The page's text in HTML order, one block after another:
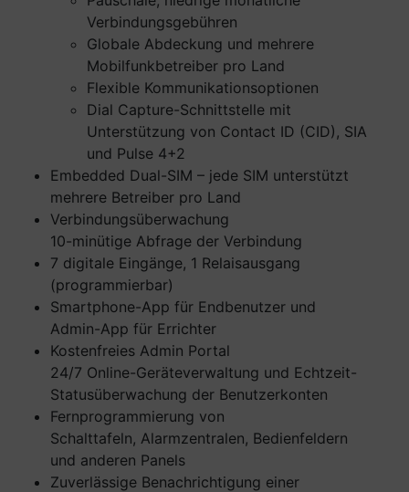
Verbindungsgebühren
Globale Abdeckung und mehrere
Mobilfunkbetreiber pro Land
Flexible Kommunikationsoptionen
Dial Capture-Schnittstelle mit
Unterstützung von Contact ID (CID), SIA
und Pulse 4+2
Embedded Dual-SIM – jede SIM unterstützt
mehrere Betreiber pro Land
Verbindungsüberwachung
10-minütige Abfrage der Verbindung
7 digitale Eingänge, 1 Relaisausgang
(programmierbar)
Smartphone-App für Endbenutzer und
Admin-App für Errichter
Kostenfreies Admin Portal
24/7 Online-Geräteverwaltung und Echtzeit-
Statusüberwachung der Benutzerkonten
Fernprogrammierung von
Schalttafeln, Alarmzentralen, Bedienfeldern
und anderen Panels
Zuverlässige Benachrichtigung einer